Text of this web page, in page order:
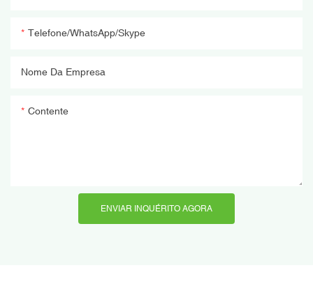
Telefone/WhatsApp/Skype
Nome Da Empresa
Contente
ENVIAR INQUÉRITO AGORA